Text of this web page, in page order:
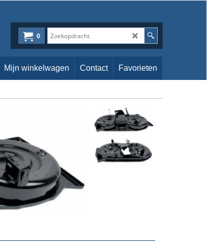
0
Mijn winkelwagen Contact Favorieten